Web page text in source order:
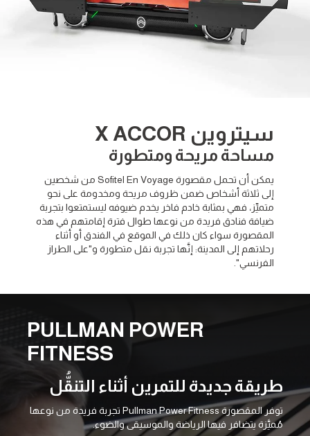
سيتروين X ACCOR
مساحة مريحة ومتطورة
يمكن أن تحمل مقصورة Sofitel En Voyage من شخصين
إلى ثلاثة أشخاص ضمن ظروف مريحة ومخدومة على نحو
متميِّز، فهي بمثابة خادم فاخر يخدم ضيوفه ليستمتعوا بتجربة
ضيافة فنادق فريدة من نوعها طوال فترة إقامتهم في هذه
المقصورة سواء كان ذلك في الموقع في الفندق أو أثناء
رحلاتهم إلى المدينة: إنَّها تجربة نقل متطورة و"على الطراز
الفرنسي".
PULLMAN POWER
FITNESS
طريقة جديدة للتمرين أثناء التنقُّل
توفر المقصورة Pullman Power Fitness تجربة فريدة من نوعها
مُميَّزة يتضافر فيها الرياضة والموسيقى والضوء.